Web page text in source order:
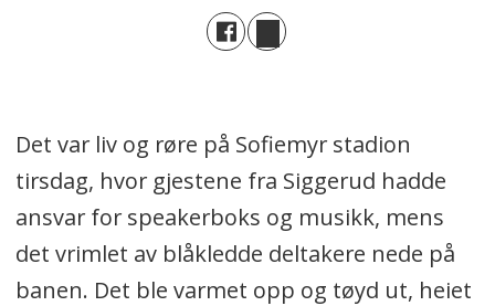
Det var liv og røre på Sofiemyr stadion
tirsdag, hvor gjestene fra Siggerud hadde
ansvar for speakerboks og musikk, mens
det vrimlet av blåkledde deltakere nede på
banen. Det ble varmet opp og tøyd ut, heiet